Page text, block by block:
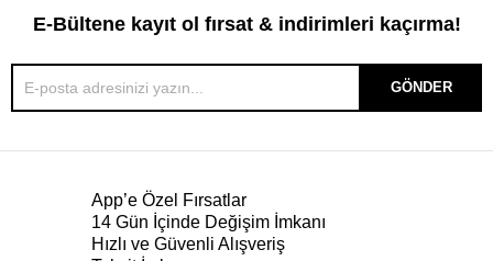
E-Bültene kayıt ol fırsat & indirimleri kaçırma!
GÖNDER
App’e Özel Fırsatlar
14 Gün İçinde Değişim İmkanı
Hızlı ve Güvenli Alışveriş